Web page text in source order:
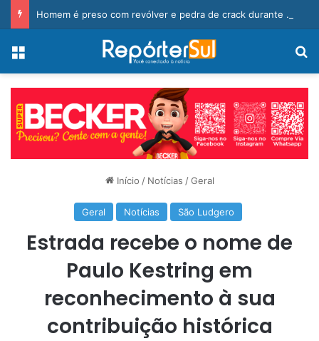
Homem é preso com revólver e pedra de crack durante ação da PM
Menu
Início / Notícias / Geral
Geral Notícias São Ludgero
Estrada recebe o nome de
Paulo Kestring em
reconhecimento à sua
contribuição histórica